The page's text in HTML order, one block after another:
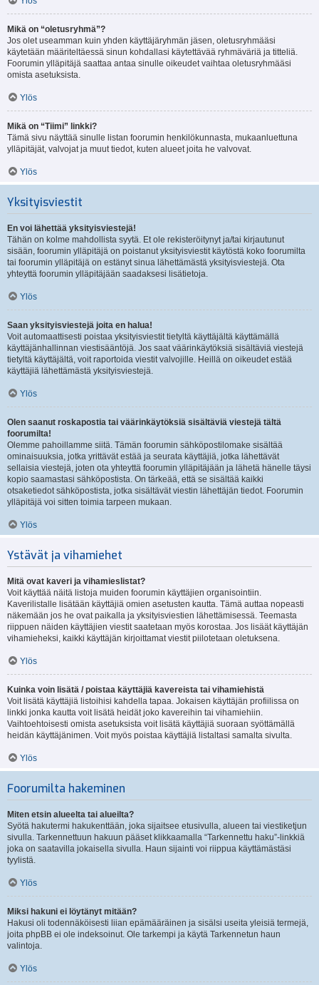
Mikä on “oletusryhmä”?
Jos olet useamman kuin yhden käyttäjäryhmän jäsen, oletusryhmääsi
käytetään määriteltäessä sinun kohdallasi käytettävää ryhmäväriä ja titteliä.
Foorumin ylläpitäjä saattaa antaa sinulle oikeudet vaihtaa oletusryhmääsi
omista asetuksista.
Ylös
Mikä on “Tiimi” linkki?
Tämä sivu näyttää sinulle listan foorumin henkilökunnasta, mukaanluettuna
ylläpitäjät, valvojat ja muut tiedot, kuten alueet joita he valvovat.
Ylös
Yksityisviestit
En voi lähettää yksityisviestejä!
Tähän on kolme mahdollista syytä. Et ole rekisteröitynyt ja/tai kirjautunut
sisään, foorumin ylläpitäjä on poistanut yksityisviestit käytöstä koko foorumilta
tai foorumin ylläpitäjä on estänyt sinua lähettämästä yksityisviestejä. Ota
yhteyttä foorumin ylläpitäjään saadaksesi lisätietoja.
Ylös
Saan yksityisviestejä joita en halua!
Voit automaattisesti poistaa yksityisviestit tietyltä käyttäjältä käyttämällä
käyttäjänhallinnan viestisääntöjä. Jos saat väärinkäytöksiä sisältäviä viestejä
tietyltä käyttäjältä, voit raportoida viestit valvojille. Heillä on oikeudet estää
käyttäjiä lähettämästä yksityisviestejä.
Ylös
Olen saanut roskapostia tai väärinkäytöksiä sisältäviä viestejä tältä
foorumilta!
Olemme pahoillamme siitä. Tämän foorumin sähköpostilomake sisältää
ominaisuuksia, jotka yrittävät estää ja seurata käyttäjiä, jotka lähettävät
sellaisia viestejä, joten ota yhteyttä foorumin ylläpitäjään ja lähetä hänelle täysi
kopio saamastasi sähköpostista. On tärkeää, että se sisältää kaikki
otsaketiedot sähköpostista, jotka sisältävät viestin lähettäjän tiedot. Foorumin
ylläpitäjä voi sitten toimia tarpeen mukaan.
Ylös
Ystävät ja vihamiehet
Mitä ovat kaveri ja vihamieslistat?
Voit käyttää näitä listoja muiden foorumin käyttäjien organisointiin.
Kaverilistalle lisätään käyttäjiä omien asetusten kautta. Tämä auttaa nopeasti
näkemään jos he ovat paikalla ja yksityisviestien lähettämisessä. Teemasta
riippuen näiden käyttäjien viestit saatetaan myös korostaa. Jos lisäät käyttäjän
vihamieheksi, kaikki käyttäjän kirjoittamat viestit piilotetaan oletuksena.
Ylös
Kuinka voin lisätä / poistaa käyttäjiä kavereista tai vihamiehistä
Voit lisätä käyttäjiä listoihisi kahdella tapaa. Jokaisen käyttäjän profiilissa on
linkki jonka kautta voit lisätä heidät joko kavereihin tai vihamiehiin.
Vaihtoehtoisesti omista asetuksista voit lisätä käyttäjiä suoraan syöttämällä
heidän käyttäjänimen. Voit myös poistaa käyttäjiä listaltasi samalta sivulta.
Ylös
Foorumilta hakeminen
Miten etsin alueelta tai alueilta?
Syötä hakutermi hakukenttään, joka sijaitsee etusivulla, alueen tai viestiketjun
sivulla. Tarkennettuun hakuun pääset klikkaamalla “Tarkennettu haku”-linkkiä
joka on saatavilla jokaisella sivulla. Haun sijainti voi riippua käyttämästäsi
tyylistä.
Ylös
Miksi hakuni ei löytänyt mitään?
Hakusi oli todennäköisesti liian epämääräinen ja sisälsi useita yleisiä termejä,
joita phpBB ei ole indeksoinut. Ole tarkempi ja käytä Tarkennetun haun
valintoja.
Ylös